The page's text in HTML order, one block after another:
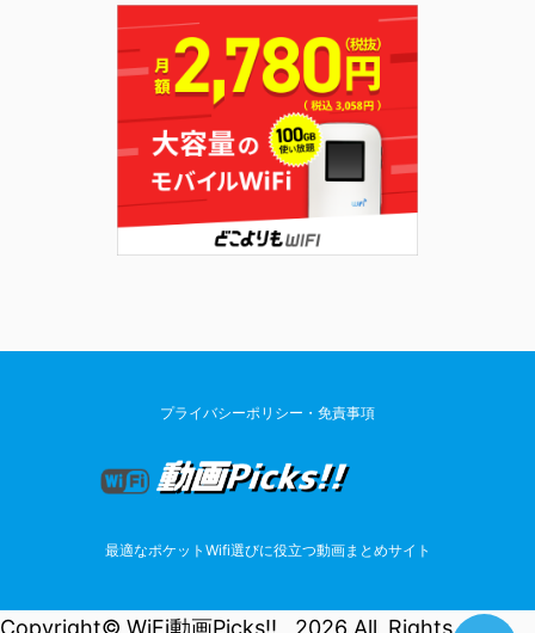
プライバシーポリシー・免責事項
最適なポケットWifi選びに役立つ動画まとめサイト
Copyright© WiFi動画Picks!! , 2026 All Rights